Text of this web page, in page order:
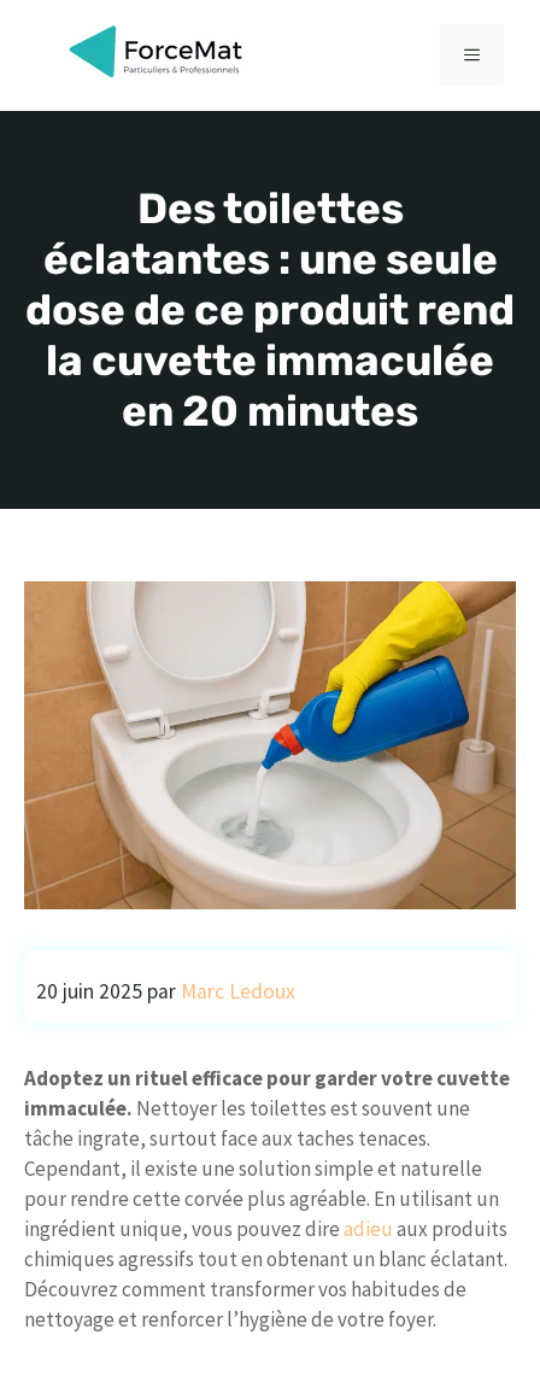
MENU
Des toilettes
éclatantes : une seule
dose de ce produit rend
la cuvette immaculée
en 20 minutes
20 juin 2025 par Marc Ledoux
Adoptez un rituel efficace pour garder votre cuvette
immaculée. Nettoyer les toilettes est souvent une
tâche ingrate, surtout face aux taches tenaces.
Cependant, il existe une solution simple et naturelle
pour rendre cette corvée plus agréable. En utilisant un
ingrédient unique, vous pouvez direadieu aux produits
chimiques agressifs tout en obtenant un blanc éclatant.
Découvrez comment transformer vos habitudes de
nettoyage et renforcer l’hygiène de votre foyer.